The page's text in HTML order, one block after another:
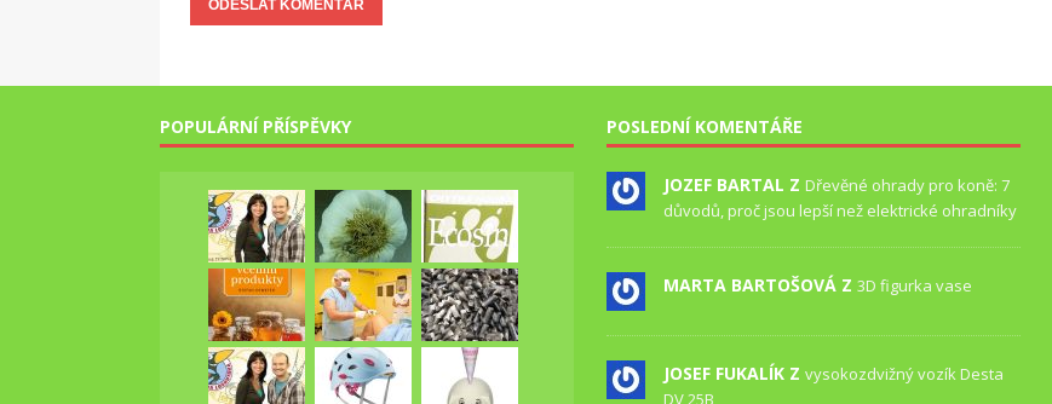
POPULÁRNÍ PŘÍSPĚVKY POSLEDNÍ KOMENTÁŘE
JOZEF BARTAL Z Dřevěné ohrady pro koně: 7
důvodů, proč jsou lepší než elektrické ohradníky
MARTA BARTOŠOVÁ Z 3D figurka vase
JOSEF FUKALÍK Z vysokozdvižný vozík Desta
DV 25B